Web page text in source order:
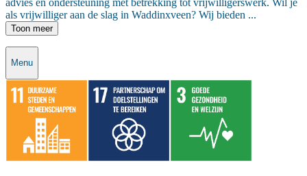
advies en ondersteuning met betrekking tot vrijwilligerswerk. Wil je
als vrijwilliger aan de slag in Waddinxveen? Wij bieden ...
Toon meer
Menu